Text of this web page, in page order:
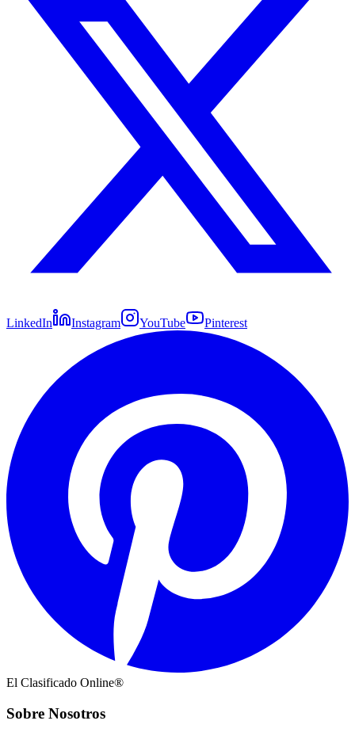
LinkedIn Instagram YouTube Pinterest
El Clasificado Online®
Sobre Nosotros